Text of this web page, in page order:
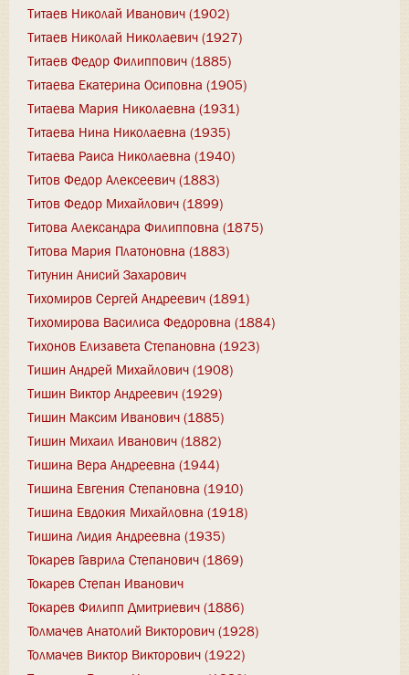
Титаев Николай Иванович (1902)
Титаев Николай Николаевич (1927)
Титаев Федор Филиппович (1885)
Титаева Екатерина Осиповна (1905)
Титаева Мария Николаевна (1931)
Титаева Нина Николаевна (1935)
Титаева Раиса Николаевна (1940)
Титов Федор Алексеевич (1883)
Титов Федор Михайлович (1899)
Титова Александра Филипповна (1875)
Титова Мария Платоновна (1883)
Титунин Анисий Захарович
Тихомиров Сергей Андреевич (1891)
Тихомирова Василиса Федоровна (1884)
Тихонов Елизавета Степановна (1923)
Тишин Андрей Михайлович (1908)
Тишин Виктор Андреевич (1929)
Тишин Максим Иванович (1885)
Тишин Михаил Иванович (1882)
Тишина Вера Андреевна (1944)
Тишина Евгения Степановна (1910)
Тишина Евдокия Михайловна (1918)
Тишина Лидия Андреевна (1935)
Токарев Гаврила Степанович (1869)
Токарев Степан Иванович
Токарев Филипп Дмитриевич (1886)
Толмачев Анатолий Викторович (1928)
Толмачев Виктор Викторович (1922)